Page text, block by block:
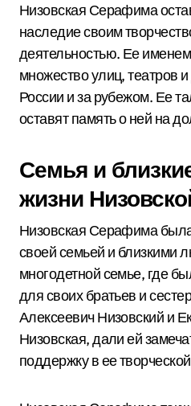
Низовская Серафима
наследие своим
деятельностью. Ее
множество улиц, театров и
России и за рубежом. Ее
оставят память о ней на
Семья и
жизни
Низовская Серафима
своей семьей и близкими
многодетной семье, где
для своих братьев и
Алексеевич Низовский и
Низовская, дали ей
поддержку в ее